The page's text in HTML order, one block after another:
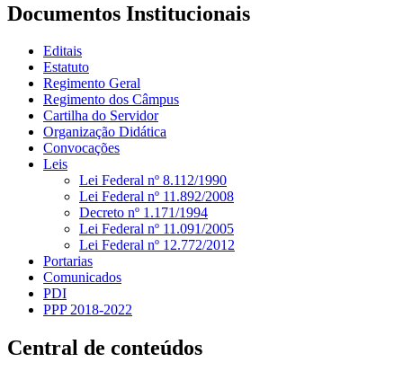
Documentos Institucionais
Editais
Estatuto
Regimento Geral
Regimento dos Câmpus
Cartilha do Servidor
Organização Didática
Convocações
Leis
Lei Federal nº 8.112/1990
Lei Federal nº 11.892/2008
Decreto nº 1.171/1994
Lei Federal nº 11.091/2005
Lei Federal nº 12.772/2012
Portarias
Comunicados
PDI
PPP 2018-2022
Central de conteúdos